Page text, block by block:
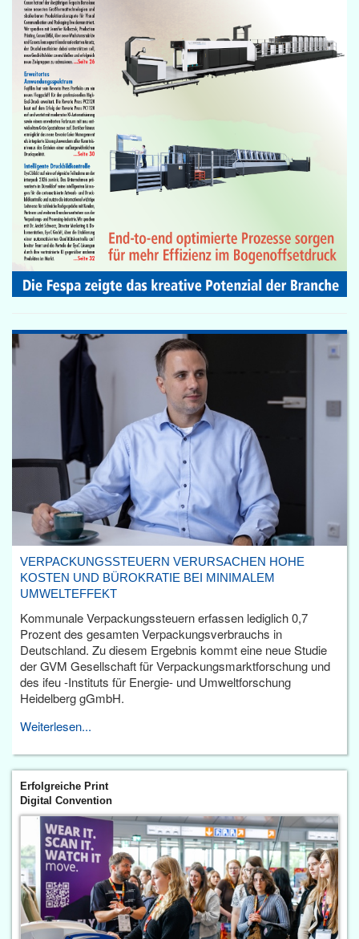
VERPACKUNGSSTEUERN VERURSACHEN HOHE
KOSTEN UND BÜROKRATIE BEI MINIMALEM
UMWELTEFFEKT
Kommunale Verpackungssteuern erfassen lediglich 0,7
Prozent des gesamten Verpackungsverbrauchs in
Deutschland. Zu diesem Ergebnis kommt eine neue Studie
der GVM Gesellschaft für Verpackungsmarktforschung und
des ifeu -Instituts für Energie- und Umweltforschung
Heidelberg gGmbH.
Weiterlesen...
Erfolgreiche Print
Digital Convention